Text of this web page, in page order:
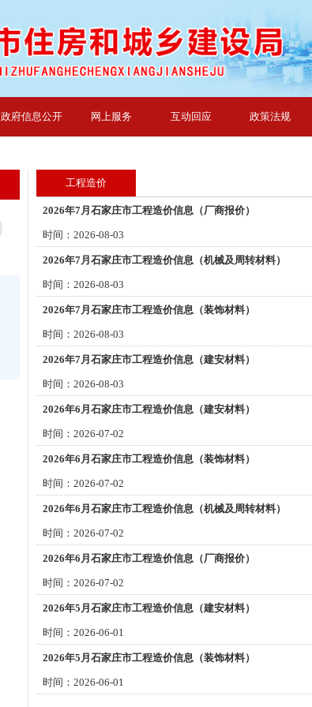
政府信息公开 网上服务 互动回应 政策法规
工程造价
2026年7月石家庄市工程造价信息（厂商报价）
时间：2026-08-03
2026年7月石家庄市工程造价信息（机械及周转材料）
时间：2026-08-03
2026年7月石家庄市工程造价信息（装饰材料）
时间：2026-08-03
2026年7月石家庄市工程造价信息（建安材料）
时间：2026-08-03
2026年6月石家庄市工程造价信息（建安材料）
时间：2026-07-02
2026年6月石家庄市工程造价信息（装饰材料）
时间：2026-07-02
2026年6月石家庄市工程造价信息（机械及周转材料）
时间：2026-07-02
2026年6月石家庄市工程造价信息（厂商报价）
时间：2026-07-02
2026年5月石家庄市工程造价信息（建安材料）
时间：2026-06-01
2026年5月石家庄市工程造价信息（装饰材料）
时间：2026-06-01